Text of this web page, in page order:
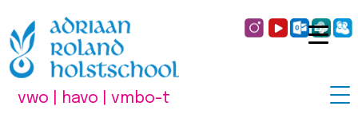
vwo | havo | vmbo-t